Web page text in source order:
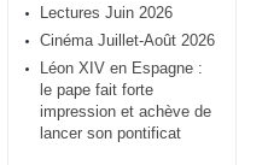
Lectures Juin 2026
Cinéma Juillet-Août 2026
Léon XIV en Espagne :
le pape fait forte
impression et achève de
lancer son pontificat